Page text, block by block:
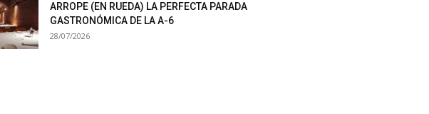
ARROPE (EN RUEDA) LA PERFECTA PARADA
GASTRONÓMICA DE LA A-6
28/07/2026